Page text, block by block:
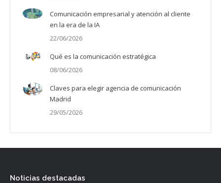
Comunicación empresarial y atención al cliente
en la era de la IA
22/06/2026
Qué es la comunicación estratégica
08/06/2026
Claves para elegir agencia de comunicación
Madrid
29/05/2026
Noticias destacadas